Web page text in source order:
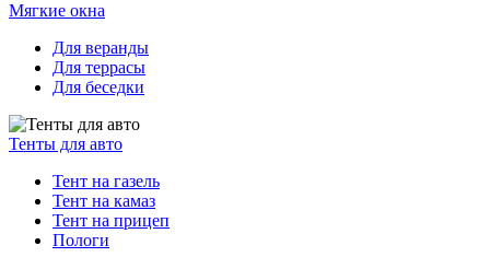
Мягкие окна
Для веранды
Для террасы
Для беседки
Тенты для авто
Тент на газель
Тент на камаз
Тент на прицеп
Пологи